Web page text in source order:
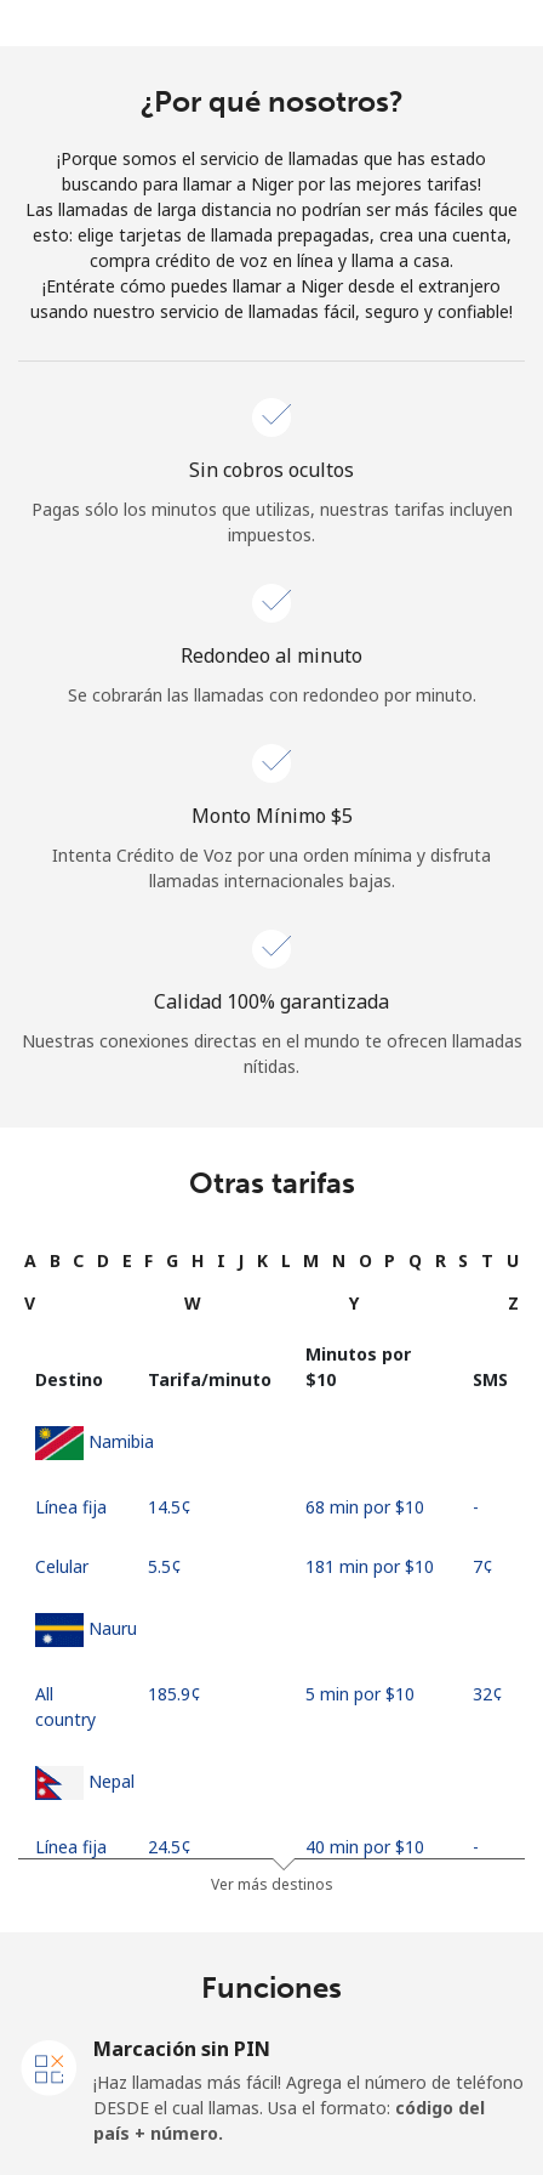
Únete
¡Hola!
Inicia sesión oREGÍSTRATE →
¿Olvidaste tu contraseña? →
o
Continuar con
¿Por qué nosotros?
¡Porque somos el servicio de llamadas que has estado
buscando para llamar a Niger por las mejores tarifas!
Las llamadas de larga distancia no podrían ser más fáciles que
esto: elige tarjetas de llamada prepagadas, crea una cuenta,
compra crédito de voz en línea y llama a casa.
¡Entérate cómo puedes llamar a Niger desde el extranjero
usando nuestro servicio de llamadas fácil, seguro y confiable!
Sin cobros ocultos
Pagas sólo los minutos que utilizas, nuestras tarifas incluyen
impuestos.
Redondeo al minuto
Se cobrarán las llamadas con redondeo por minuto.
Monto Mínimo ⁦$5⁩
Intenta Crédito de Voz por una orden mínima y disfruta
llamadas internacionales bajas.
Calidad 100% garantizada
Nuestras conexiones directas en el mundo te ofrecen llamadas
nítidas.
Otras tarifas
A B C D E F G H I J K L M N O P Q R S T
U
V
W Y Z
Destino Tarifa/minuto
Minutos por
⁦$10⁩
SMS
Namibia
Línea fija ⁦14.5¢⁩ 68 min por ⁦$10⁩ -
Celular ⁦5.5¢⁩ 181 min por ⁦$10⁩ ⁦7¢⁩
Nauru
All
country
⁦185.9¢⁩ 5 min por ⁦$10⁩ ⁦32¢⁩
Nepal
Línea fija ⁦24.5¢⁩ 40 min por ⁦$10⁩ -
⁦22.5¢⁩ 44 min por ⁦$10⁩ ⁦13¢⁩
Ver más destinos
Funciones
Marcación sin PIN
¡Haz llamadas más fácil! Agrega el número de teléfono
DESDE el cual llamas. Usa el formato: código del
país + número.